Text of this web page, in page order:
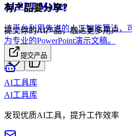
AI PPT Maker
该平台利用先进的人工智能算法，
为专业的PowerPoint演示文稿。
有产品要分享？
提交你的AI产品，触达更多用户
提交产品
AI工具库
AI工具库
发现优质AI工具，提升工作效率